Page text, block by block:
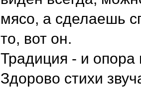
мясо, а сделаешь
то, вот он.
Традиция - и
Здорово стихи